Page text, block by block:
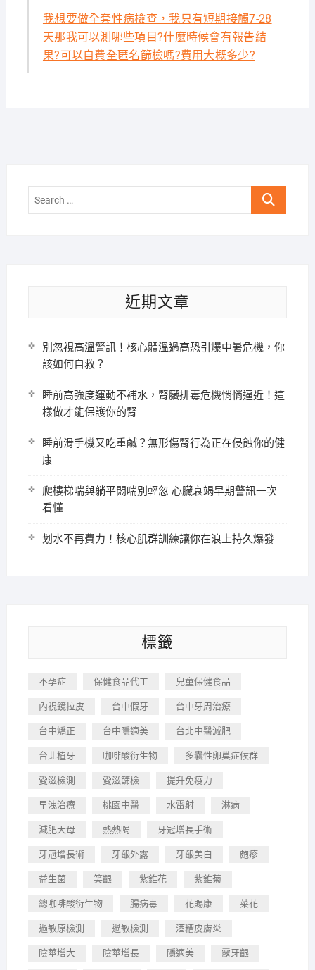
我想要做全套性病檢查，我只有短期接觸7-28
天那我可以測哪些項目?什麼時候會有報告結
果?可以自費全匿名篩檢嗎?費用大概多少?
Search
近期文章
別忽視高溫警訊！核心體溫過高恐引爆中暑危機，你
該如何自救？
睡前高強度運動不補水，腎臟排毒危機悄悄逼近！這
樣做才能保護你的腎
睡前滑手機又吃重鹹？無形傷腎行為正在侵蝕你的健
康
爬樓梯喘與躺平悶喘別輕忽 心臟衰竭早期警訊一次
看懂
划水不再費力！核心肌群訓練讓你在浪上持久爆發
標籤
不孕症 保健食品代工 兒童保健食品
內視鏡拉皮 台中假牙 台中牙周治療
台中矯正 台中隱適美 台北中醫減肥
台北植牙 咖啡酸衍生物 多囊性卵巢症候群
愛滋檢測 愛滋篩檢 提升免疫力
早洩治療 桃園中醫 水雷射 淋病
減肥天母 熱熱喝 牙冠增長手術
牙冠增長術 牙齦外露 牙齦美白 皰疹
益生菌 笑齦 紫錐花 紫錐菊
總咖啡酸衍生物 腸病毒 花賜康 菜花
過敏原檢測 過敏檢測 酒糟皮膚炎
陰莖增大 陰莖增長 隱適美 露牙齦